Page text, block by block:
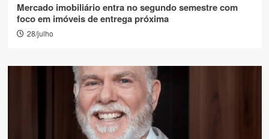
Mercado imobiliário entra no segundo semestre com
foco em imóveis de entrega próxima
28/julho